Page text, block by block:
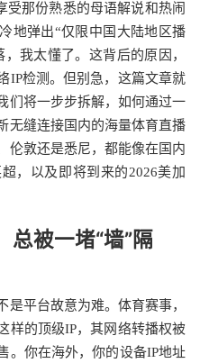
受那份熟悉的母语解说和热闹
地弹出“仅限中国大陆地区播
我太懂了。这背后的原因，
IP检测。但别急，这篇文章就
们将一步步拆解，如何通过一
无缝连接国内的海量体育直播
伦敦还是悉尼，都能像在国内
，以及即将到来的2026美加
总被一堵“墙”隔
是平台故意为难。体育赛事，
样的顶级IP，其网络转播权被
。你在海外，你的设备IP地址